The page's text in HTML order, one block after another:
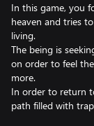
In this game, you
heaven and tries
living.
The being is
on order to feel
more.
In order to return
path filled with